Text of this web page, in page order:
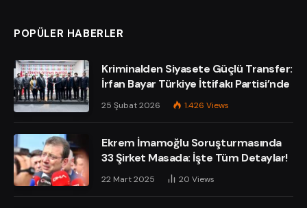
POPÜLER HABERLER
Kriminalden Siyasete Güçlü Transfer:
İrfan Bayar Türkiye İttifakı Partisi’nde
25 Şubat 2026 1.426 Views
Ekrem İmamoğlu Soruşturmasında
33 Şirket Masada: İşte Tüm Detaylar!
22 Mart 2025 20 Views